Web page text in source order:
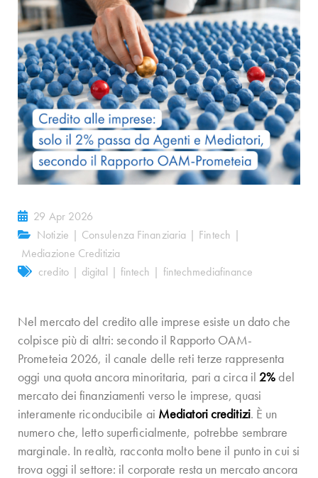
29 Apr 2026
Notizie | Consulenza Finanziaria | Fintech |
Mediazione Creditizia
credito | digital | fintech | fintechmediafinance
Nel mercato del credito alle imprese esiste un dato che
colpisce più di altri: secondo il Rapporto OAM-
Prometeia 2026, il canale delle reti terze rappresenta
oggi una quota ancora minoritaria, pari a circa il2%del
mercato dei finanziamenti verso le imprese, quasi
interamente riconducibile ai Mediatori creditizi. È un
numero che, letto superficialmente, potrebbe sembrare
marginale. In realtà, racconta molto bene il punto in cui si
trova oggi il settore: il corporate resta un mercato ancora